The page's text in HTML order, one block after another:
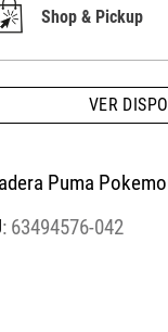
Shop & Pickup
VER
Puma
: 63494576-042